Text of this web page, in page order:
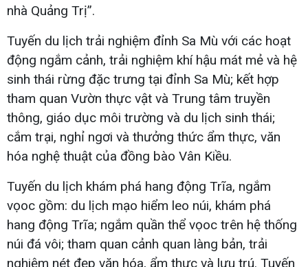
nhà Quảng Trị”.
Tuyến du lịch trải nghiệm đỉnh Sa Mù với các hoạt
động ngắm cảnh, trải nghiệm khí hậu mát mẻ và hệ
sinh thái rừng đặc trưng tại đỉnh Sa Mù; kết hợp
tham quan Vườn thực vật và Trung tâm truyền
thông, giáo dục môi trường và du lịch sinh thái;
cắm trại, nghỉ ngơi và thưởng thức ẩm thực, văn
hóa nghệ thuật của đồng bào Vân Kiều.
Tuyến du lịch khám phá hang động Trĩa, ngắm
vọoc gồm: du lịch mạo hiểm leo núi, khám phá
hang động Trĩa; ngắm quần thể vọoc trên hệ thống
núi đá vôi; tham quan cảnh quan làng bản, trải
nghiệm nét đẹp văn hóa, ẩm thực và lưu trú. Tuyến